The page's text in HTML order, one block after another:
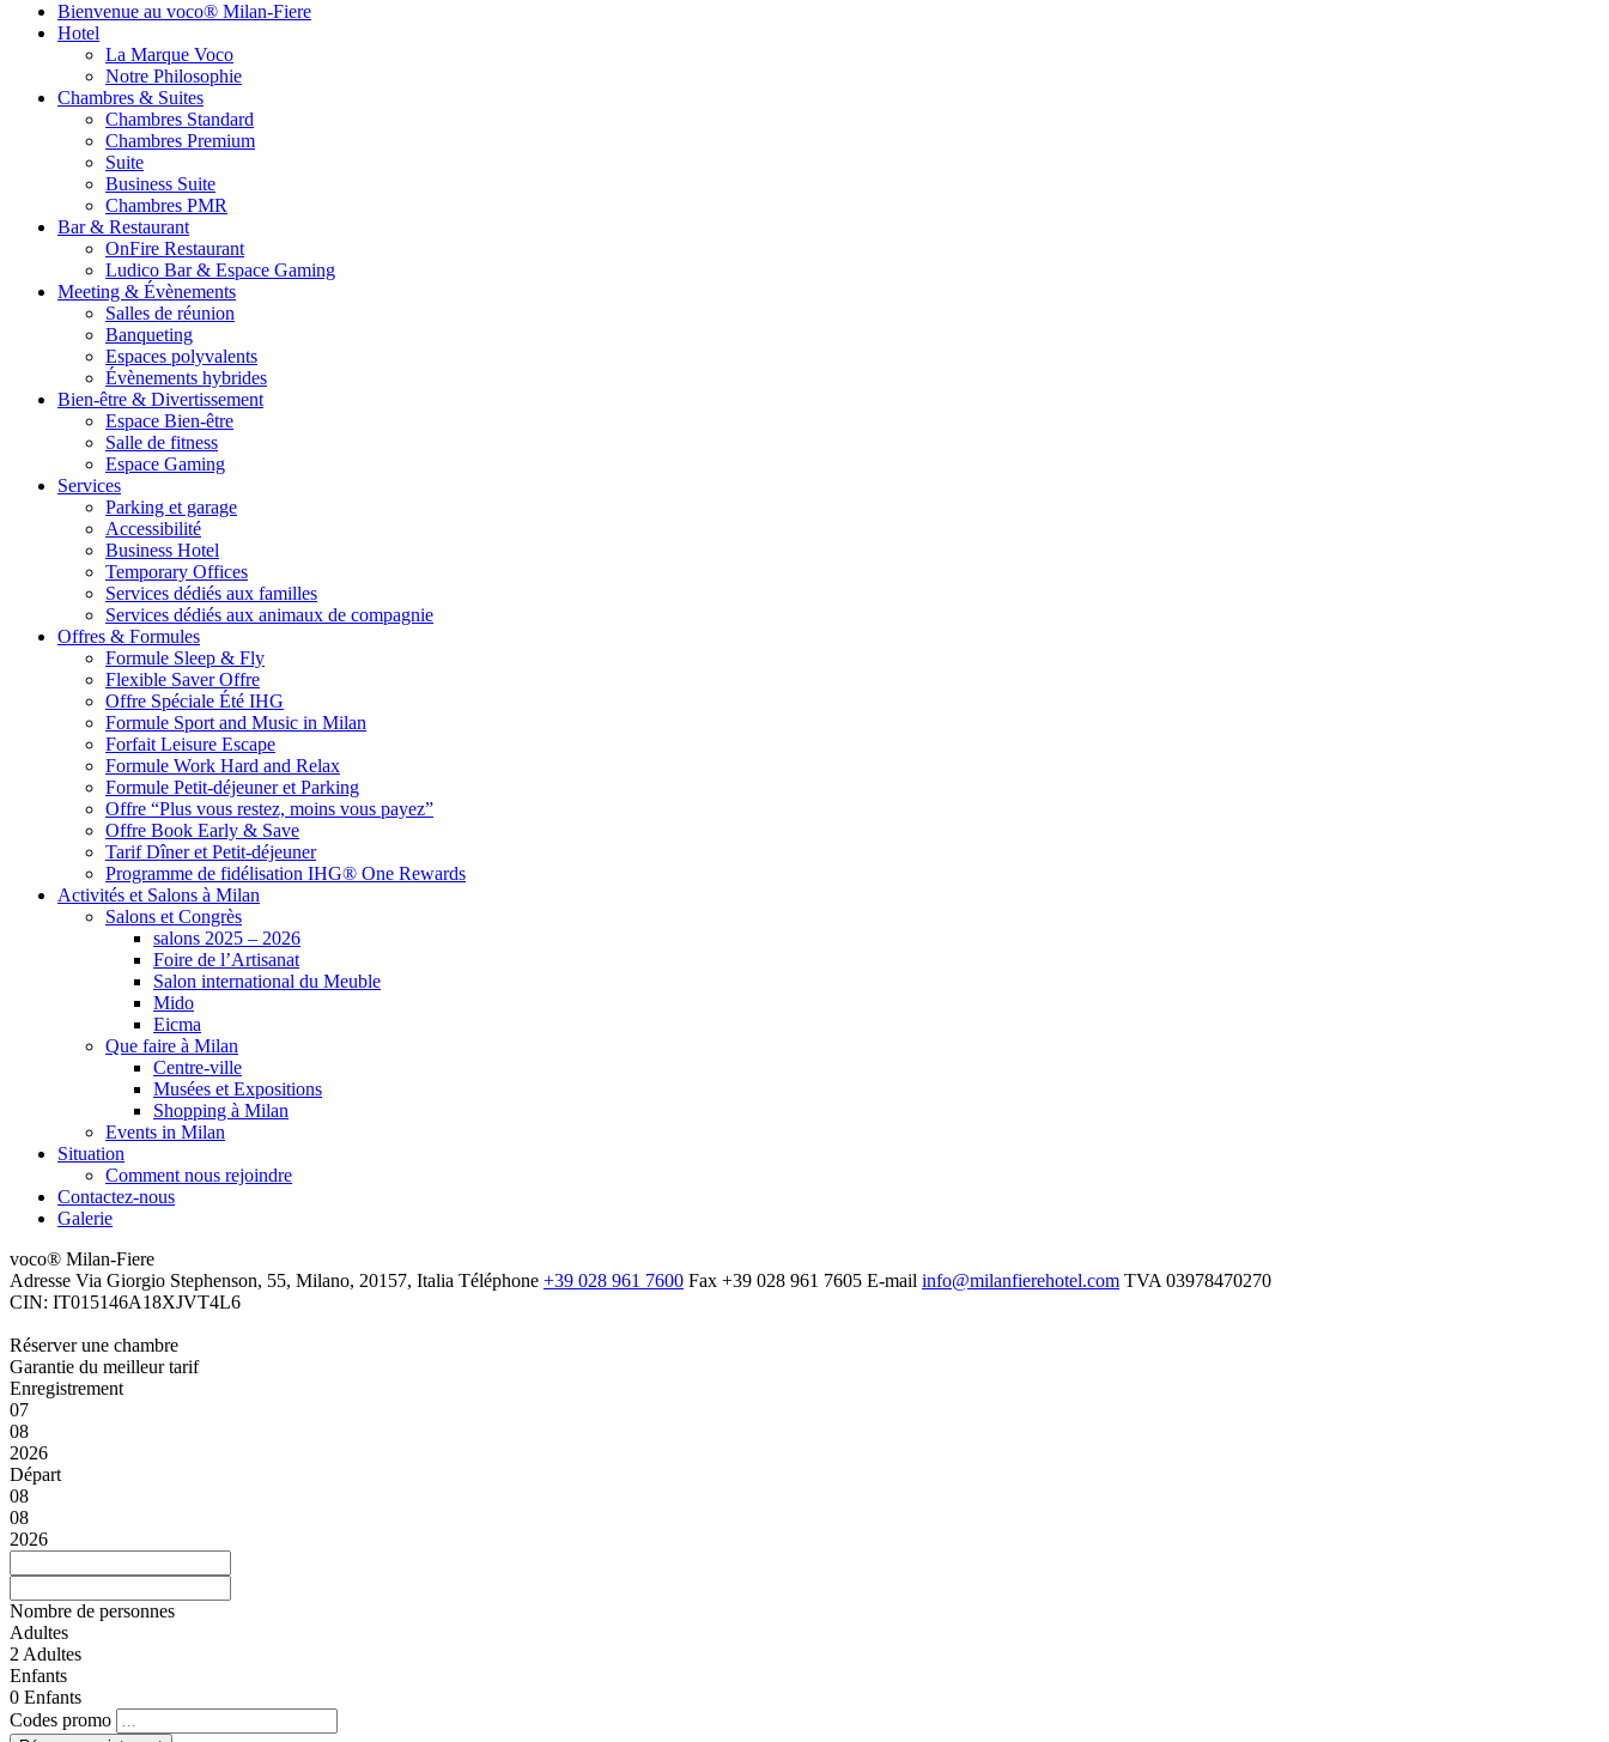
Bienvenue au voco® Milan-Fiere
Hotel
La Marque Voco
Notre Philosophie
Chambres & Suites
Chambres Standard
Chambres Premium
Suite
Business Suite
Chambres PMR
Bar & Restaurant
OnFire Restaurant
Ludico Bar & Espace Gaming
Meeting & Évènements
Salles de réunion
Banqueting
Espaces polyvalents
Évènements hybrides
Bien-être & Divertissement
Espace Bien-être
Salle de fitness
Espace Gaming
Services
Parking et garage
Accessibilité
Business Hotel
Temporary Offices
Services dédiés aux familles
Services dédiés aux animaux de compagnie
Offres & Formules
Formule Sleep & Fly
Flexible Saver Offre
Offre Spéciale Été IHG
Formule Sport and Music in Milan
Forfait Leisure Escape
Formule Work Hard and Relax
Formule Petit-déjeuner et Parking
Offre “Plus vous restez, moins vous payez”
Offre Book Early & Save
Tarif Dîner et Petit-déjeuner
Programme de fidélisation IHG® One Rewards
Activités et Salons à Milan
Salons et Congrès
salons 2025 – 2026
Foire de l’Artisanat
Salon international du Meuble
Mido
Eicma
Que faire à Milan
Centre-ville
Musées et Expositions
Shopping à Milan
Events in Milan
Situation
Comment nous rejoindre
Contactez-nous
Galerie
voco® Milan-Fiere
Adresse Via Giorgio Stephenson, 55, Milano, 20157, Italia Téléphone +39 028 961 7600 Fax +39 028 961 7605 E-mail info@milanfierehotel.com TVA 03978470270
CIN: IT015146A18XJVT4L6
Réserver une chambre
Garantie du meilleur tarif
Enregistrement
07
08
2026
Départ
08
08
2026
Nombre de personnes
Adultes
2 Adultes
Enfants
0 Enfants
Codes promo